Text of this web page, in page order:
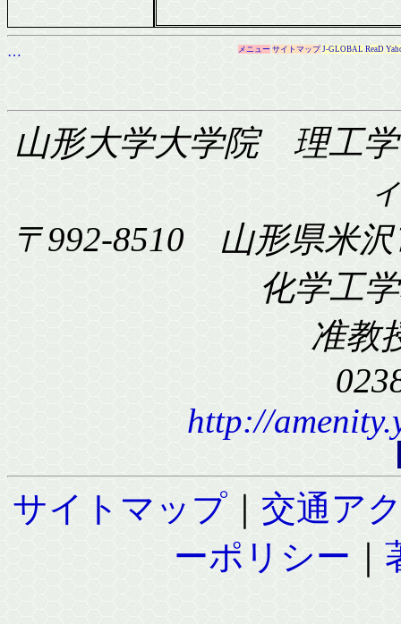
… メニュー サイトマップ J-GLOBAL ReaD
山形大学大学院 理工
〒992-8510 山形県米沢
化学工
准教
http://
サイトマップ
交通ア
ーポリシー